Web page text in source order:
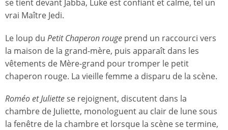
se tient devant Jabba, Luke est confiant et calme, tel un
vrai Maître Jedi.
Le loup du Petit Chaperon rouge prend un raccourci vers
la maison de la grand-mère, puis apparaît dans les
vêtements de Mère-grand pour tromper le petit
chaperon rouge. La vieille femme a disparu de la scène.
Roméo et Juliettese rejoignent, discutent dans la
chambre de Juliette, monologuent au clair de lune sous
la fenêtre de la chambre et lorsque la scène se termine,